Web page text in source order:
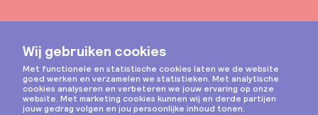
Instagram